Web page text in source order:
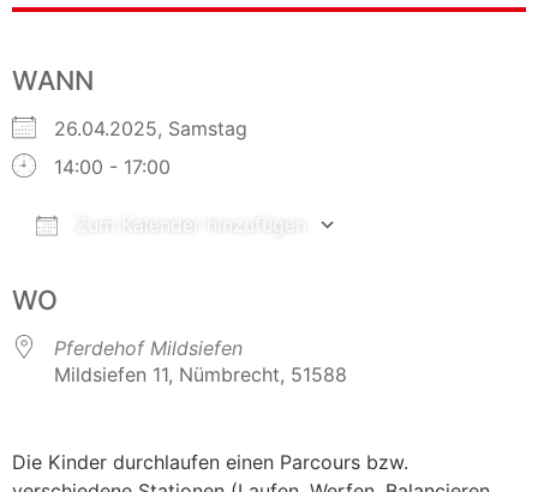
WANN
26.04.2025, Samstag
14:00 - 17:00
Zum Kalender hinzufügen
WO
Pferdehof Mildsiefen
Mildsiefen 11, Nümbrecht, 51588
Die Kinder durchlaufen einen Parcours bzw.